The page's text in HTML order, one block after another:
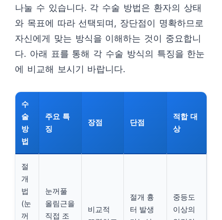
나눌 수 있습니다. 각 수술 방법은 환자의 상태
와 목표에 따라 선택되며, 장단점이 명확하므로
자신에게 맞는 방식을 이해하는 것이 중요합니
다. 아래 표를 통해 각 수술 방식의 특징을 한눈
에 비교해 보시기 바랍니다.
수
술
방
법
주요 특
징
장점 단점
적합 대
상
절
개
법
(눈
꺼
눈꺼풀
올림근을
직접 조
비교적
절개 흉
터 발생
중등도
이상의